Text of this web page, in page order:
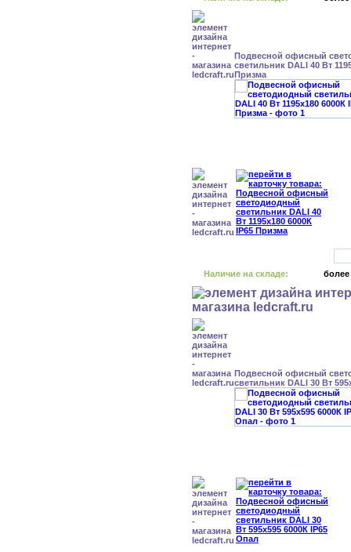
Подвесной офисный
светильник DALI 40 Вт
Призма
Наличие на складе: более
Подвесной офисный
светильник DALI 30 Вт